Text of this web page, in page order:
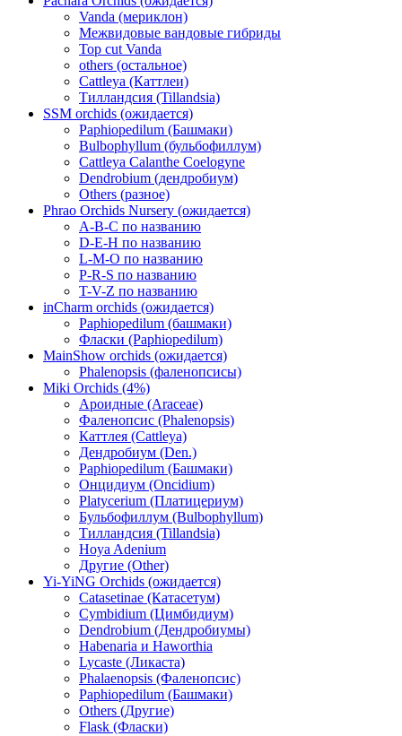
Vanda (мериклон)
Межвидовые вандовые гибриды
Top cut Vanda
others (остальное)
Cattleya (Каттлеи)
Тилландсия (Tillandsia)
SSM orchids (ожидается)
Paphiopedilum (Башмаки)
Bulbophyllum (бульбофиллум)
Cattleya Calanthe Coelogyne
Dendrobium (дендробиум)
Others (разное)
Phrao Orchids Nursery (ожидается)
A-B-C по названию
D-E-H по названию
L-M-O по названию
P-R-S по названию
T-V-Z по названию
inCharm orchids (ожидается)
Paphiopedilum (башмаки)
Фласки (Paphiopedilum)
MainShow orchids (ожидается)
Phalenopsis (фаленопсисы)
Miki Orchids (4%)
Ароидные (Araceae)
Фаленопсис (Phalenopsis)
Каттлея (Cattleya)
Дендробиум (Den.)
Paphiopedilum (Башмаки)
Онцидиум (Oncidium)
Platycerium (Платицериум)
Бульбофиллум (Bulbophyllum)
Тилландсия (Tillandsia)
Hoya Adenium
Другие (Other)
Yi-YiNG Orchids (ожидается)
Catasetinae (Катасетум)
Cymbidium (Цимбидиум)
Dendrobium (Дендробиумы)
Habenaria и Haworthia
Lycaste (Ликаста)
Phalaenopsis (Фаленопсис)
Paphiopedilum (Башмаки)
Others (Другие)
Flask (Фласки)